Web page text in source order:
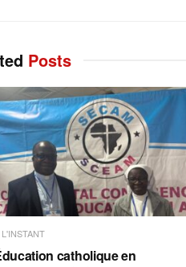
Posts
catholique en